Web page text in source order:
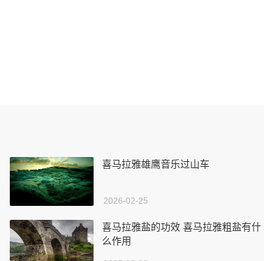
喜马拉雅雄鹰音乐过山车
2026-02-25
喜马拉雅盐的功效 喜马拉雅粗盐有什
么作用